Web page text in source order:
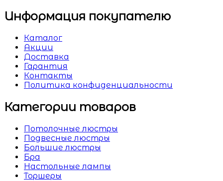
Информация покупателю
Каталог
Акции
Доставка
Гарантия
Контакты
Политика конфиденциальности
Категории товаров
Потолочные люстры
Подвесные люстры
Большие люстры
Бра
Настольные лампы
Торшеры